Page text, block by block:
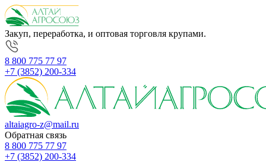
Закуп, переработка, и оптовая торговля крупами.
8 800 775 77 97
+7 (3852) 200-334
altaiagro-z@mail.ru
Обратная связь
8 800 775 77 97
+7 (3852) 200-334